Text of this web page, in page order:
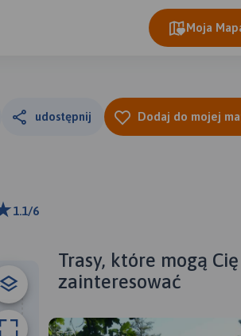
Moja
udostępnij Dodaj do mojej
1.1/6
B
Trasy, które mogą Cię
zainteresować